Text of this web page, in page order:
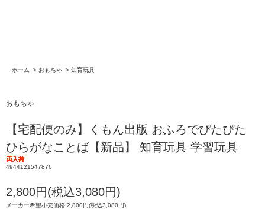
ホーム > おもちゃ > 知育玩具
おもちゃ
【宅配便のみ】くもん出版 おふろでぴたぴた
ひらがなことば【新品】 知育玩具 学習玩具
4944121547876
2,800円(税込3,080円)
メーカー希望小売価格 2,800円(税込3,080円)